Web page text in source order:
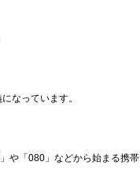
なっています。
や「080」などから始まる携